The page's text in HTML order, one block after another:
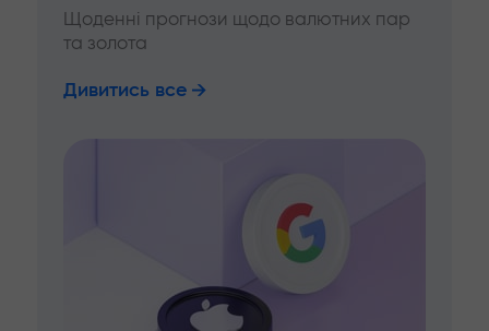
Щоденні прогнози щодо валютних пар
та золота
Дивитись все